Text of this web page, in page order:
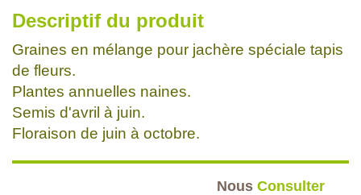
Descriptif du produit
Graines en mélange pour jachère spéciale tapis
de fleurs.
Plantes annuelles naines.
Semis d'avril à juin.
Floraison de juin à octobre.
Nous Consulter